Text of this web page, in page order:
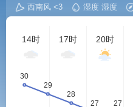
西南风 <3 湿度 湿度
14时 17时 20时